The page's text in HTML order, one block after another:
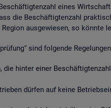
eines
die Be­schäf­tig­ten­zahl
aus­ge­wie­sen, so könn­te
sind fol­gen­de
die hin­ter einer
dür­fen auf keine